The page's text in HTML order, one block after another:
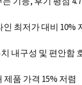
최저가 대비 10%
내구성 및 편안함
품 가격 15% 저렴